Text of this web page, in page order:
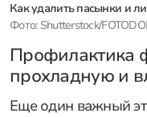
Как удалить пасынки и
Фото: Shutterstock/
Профилактика
прохладную и
Еще один важный